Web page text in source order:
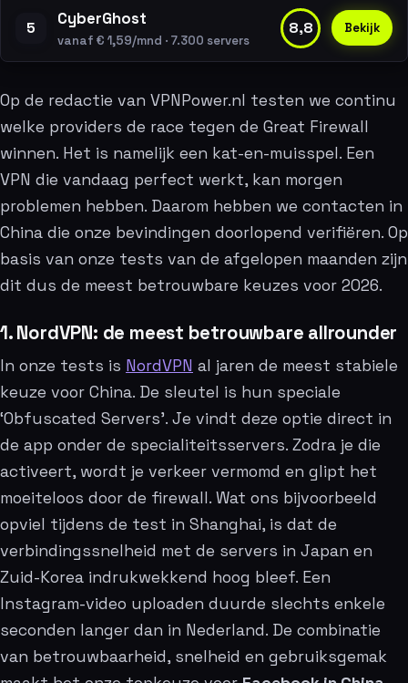
5 CyberGhost
vanaf € 1,59/mnd · 7.300 servers
8,8 Bekijk
Op de redactie van VPNPower.nl testen we continu
welke providers de race tegen de Great Firewall
winnen. Het is namelijk een kat-en-muisspel. Een
VPN die vandaag perfect werkt, kan morgen
problemen hebben. Daarom hebben we contacten in
China die onze bevindingen doorlopend verifiëren. Op
basis van onze tests van de afgelopen maanden zijn
dit dus de meest betrouwbare keuzes voor 2026.
1. NordVPN: de meest betrouwbare allrounder
In onze tests is NordVPN al jaren de meest stabiele
keuze voor China. De sleutel is hun speciale
‘Obfuscated Servers’. Je vindt deze optie direct in
de app onder de specialiteitsservers. Zodra je die
activeert, wordt je verkeer vermomd en glipt het
moeiteloos door de firewall. Wat ons bijvoorbeeld
opviel tijdens de test in Shanghai, is dat de
verbindingssnelheid met de servers in Japan en
Zuid-Korea indrukwekkend hoog bleef. Een
Instagram-video uploaden duurde slechts enkele
seconden langer dan in Nederland. De combinatie
van betrouwbaarheid, snelheid en gebruiksgemak